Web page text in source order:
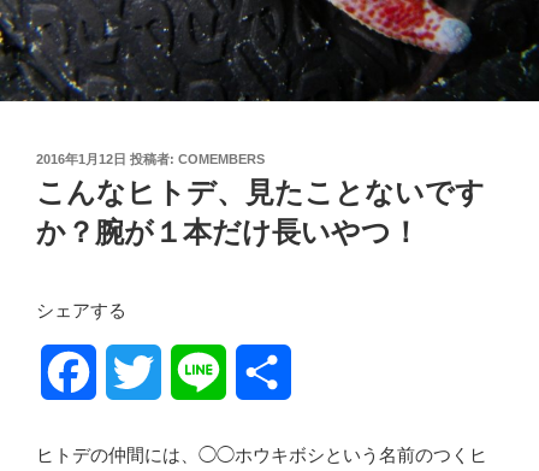
投
稿
日:
2016年1月12日 投稿者: COMEMBERS
こんなヒトデ、見たことないです
か？腕が１本だけ長いやつ！
シェアする
ヒトデの仲間には、◯◯ホウキボシという名前のつくヒ